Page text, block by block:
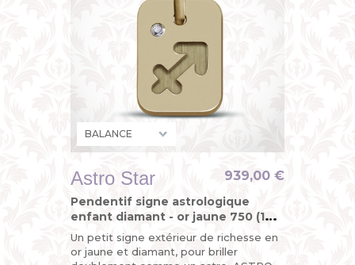
Astro Star
Pendentif signe astrologique
enfant diamant - or jaune 750 (18
carats)
Un petit signe extérieur de richesse en
or jaune et diamant, pour briller
939,00 €